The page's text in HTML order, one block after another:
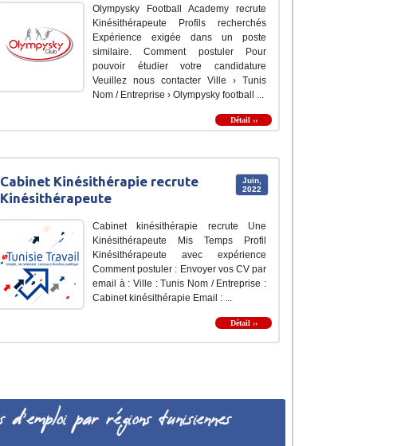
Olympysky Football Academy recrute
Kinésithérapeute Profils recherchés
Expérience exigée dans un poste
similaire. Comment postuler Pour
pouvoir étudier votre candidature
Veuillez nous contacter Ville › Tunis
Nom / Entreprise › Olympysky football ...
Détail ››
Juin,
2022
Cabinet Kinésithérapie recrute
Kinésithérapeute
Cabinet kinésithérapie recrute Une
Kinésithérapeute Mis Temps Profil
Kinésithérapeute avec expérience
Comment postuler : Envoyer vos CV par
email à : Ville : Tunis Nom / Entreprise :
Cabinet kinésithérapie Email : ...
Détail ››